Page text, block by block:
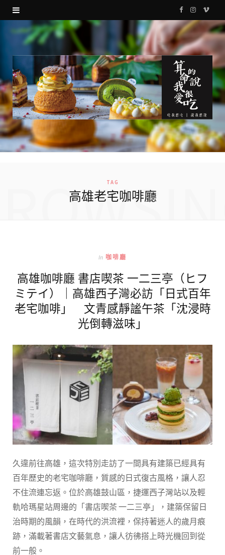
F
a
c
e
b
o
k
I
s
g
r
a
V
i
TAG
高雄老宅咖啡廳
In 咖啡廳
高雄咖啡廳 書店喫茶 一二三亭（ヒフ
ミテイ）｜高雄西子灣必訪「日式百年
老宅咖啡」 文青感靜謐午茶「沈浸時
光倒轉滋味」
久違前往高雄，這次特別走訪了一間具有建築已經具有
百年歷史的老宅咖啡廳，質感的日式復古風格，讓人忍
不住流連忘返。位於高雄鼓山區，捷運西子灣站以及輕
軌哈瑪星站周邊的「書店喫茶 一二三亭」，建築保留日
治時期的風韻，在時代的洪流裡，保持著迷人的歲月痕
跡，滿載著書店文藝氣息，讓人彷彿搭上時光機回到從
前一般。